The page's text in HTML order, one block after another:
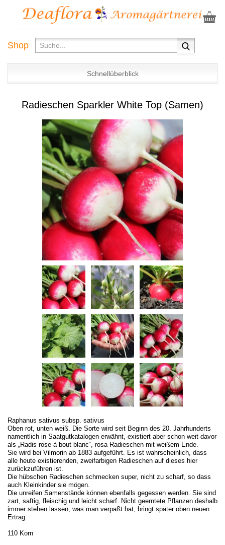
Shop
Schnellüberblick
Radieschen Sparkler White Top (Samen)
Raphanus sativus subsp. sativus
Oben rot, unten weiß. Die Sorte wird seit Beginn des 20. Jahrhunderts
namentlich in Saatgutkatalogen erwähnt, existiert aber schon weit davor
als „Radis rose à bout blanc“, rosa Radieschen mit weißem Ende.
Sie wird bei Vilmorin ab 1883 aufgeführt. Es ist wahrscheinlich, dass
alle heute existierenden, zweifarbigen Radieschen auf dieses hier
zurückzuführen ist.
Die hübschen Radieschen schmecken super, nicht zu scharf, so dass
auch Kleinkinder sie mögen.
Die unreifen Samenstände können ebenfalls gegessen werden. Sie sind
zart, saftig, fleischig und leicht scharf. Nicht geerntete Pflanzen deshalb
immer stehen lassen, was man verpaßt hat, bringt später oben neuen
Ertrag.
110 Korn